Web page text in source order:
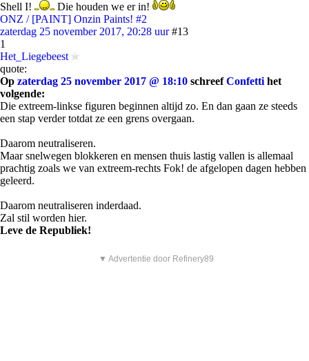
Shell I!
Die houden we er in!
ONZ / [PAINT] Onzin Paints! #2
zaterdag 25 november 2017, 20:28 uur #13
1
Het_Liegebeest
quote:
Op zaterdag 25 november 2017 @ 18:10 schreefConfetti het
volgende:
Die extreem-linkse figuren beginnen altijd zo. En dan gaan ze steeds
een stap verder totdat ze een grens overgaan.
Daarom neutraliseren.
Maar snelwegen blokkeren en mensen thuis lastig vallen is allemaal
prachtig zoals we van extreem-rechts Fok! de afgelopen dagen hebben
geleerd.
Daarom neutraliseren inderdaad.
Zal stil worden hier.
Leve de Republiek!
▼ Advertentie door Refinery89